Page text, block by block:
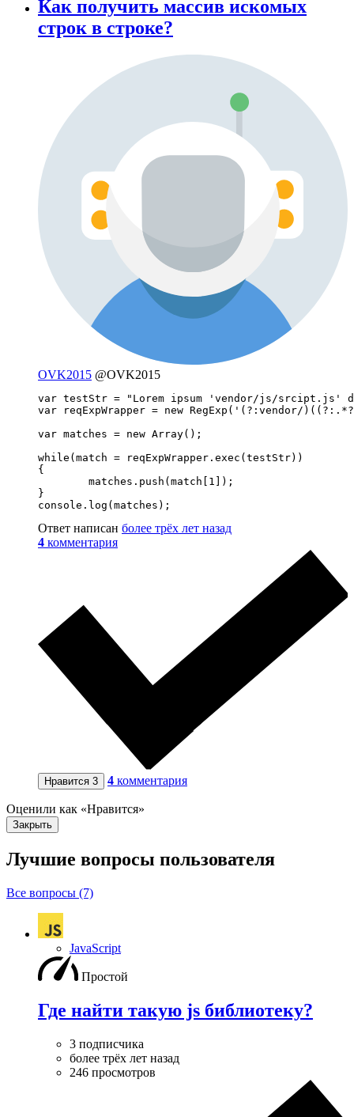
Как получить массив искомых
строк в строке?
OVK2015 @OVK2015
var testStr = "Lorem ipsum 'vendor/js/
var reqExpWrapper = new RegExp('(?:vendor/
var matches = new Array();
while(match = reqExpWrapper.exec(testStr))
{
}
console.log(matches);
Ответ написан более трёх лет назад
4 комментария
Нравится 3 4 комментария
Оценили как «Нравится»
Закрыть
Лучшие вопросы пользователя
Все вопросы (7)
JavaScript
Простой
Где найти такую js библиотеку?
3 подписчика
более трёх лет назад
246 просмотров